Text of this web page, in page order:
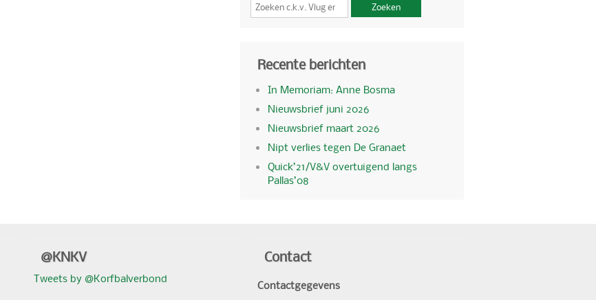
Zoeken
Recente berichten
In Memoriam: Anne Bosma
Nieuwsbrief juni 2026
Nieuwsbrief maart 2026
Nipt verlies tegen De Granaet
Quick’21/V&V overtuigend langs
Pallas’08
@KNKV
Tweets by @Korfbalverbond
Contact
Contactgegevens